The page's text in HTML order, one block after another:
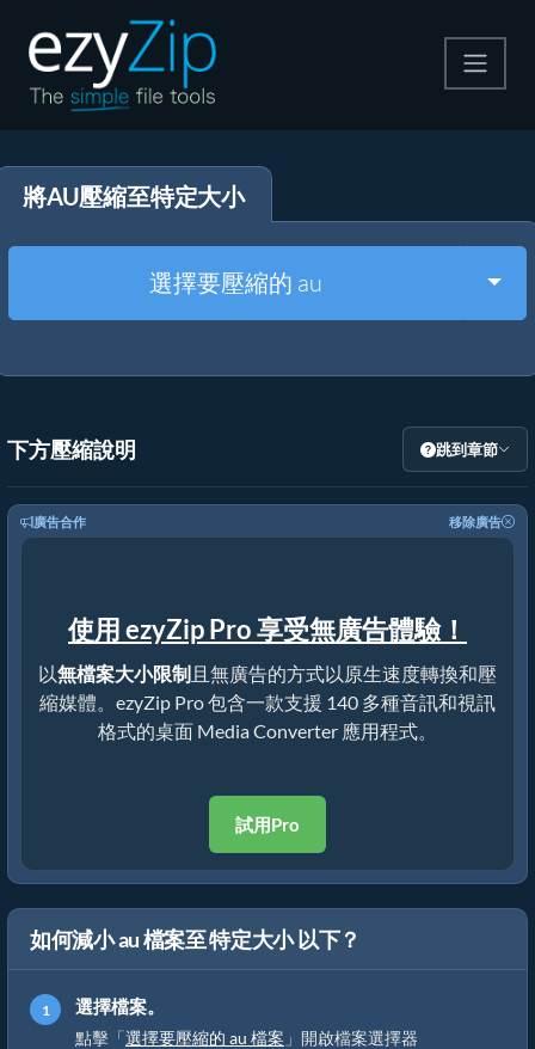
解壓縮
其他工具
將AU壓縮至特定大小
選擇要壓縮的 au
下方壓縮說明 跳到章節
廣告合作 移除廣告
使用 ezyZip Pro 享受無廣告體驗！
以無檔案大小限制且無廣告的方式以原生速度轉換和壓
縮媒體。ezyZip Pro 包含一款支援 140 多種音訊和視訊
格式的桌面 Media Converter 應用程式。
試用Pro
如何減小 au 檔案至 特定大小 以下？
選擇檔案。
點擊「選擇要壓縮的 au 檔案 」開啟檔案選擇器